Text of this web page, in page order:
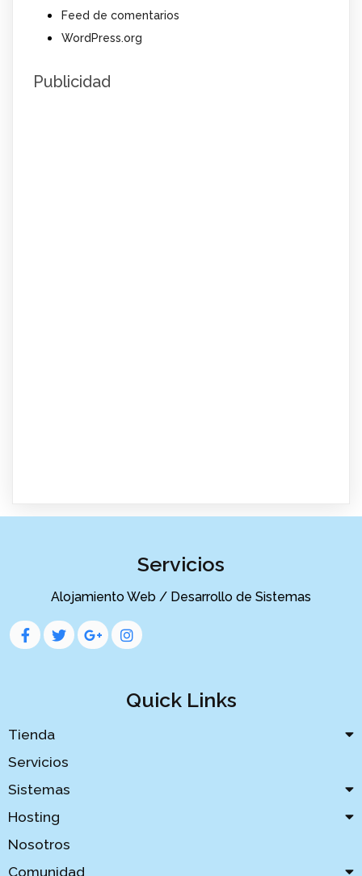
Feed de comentarios
WordPress.org
Publicidad
Servicios
Alojamiento Web / Desarrollo de Sistemas
Quick Links
Tienda
Servicios
Sistemas
Hosting
Nosotros
Comunidad